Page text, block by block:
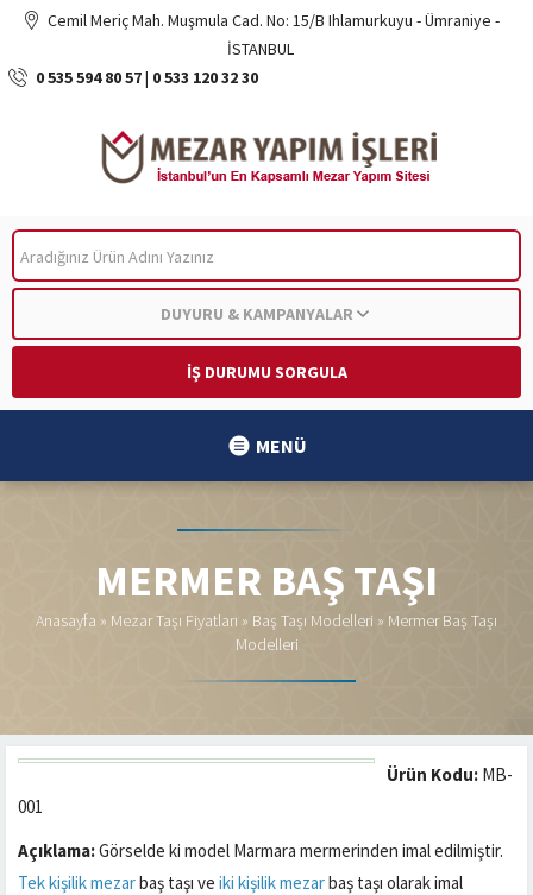
Cemil Meriç Mah. Muşmula Cad. No: 15/B Ihlamurkuyu - Ümraniye -
İSTANBUL
0 535 594 80 57| 0 533 120 32 30
DUYURU & KAMPANYALAR
İŞ DURUMU SORGULA
MENÜ
MERMER BAŞ TAŞI
Anasayfa » Mezar Taşı Fiyatları » Baş Taşı Modelleri » Mermer Baş Taşı
Modelleri
Ürün Kodu: MB-
001
Açıklama:Görselde ki model Marmara mermerinden imal edilmiştir.
Tek kişilik mezarbaş taşı ve iki kişilik mezarbaş taşı olarak imal